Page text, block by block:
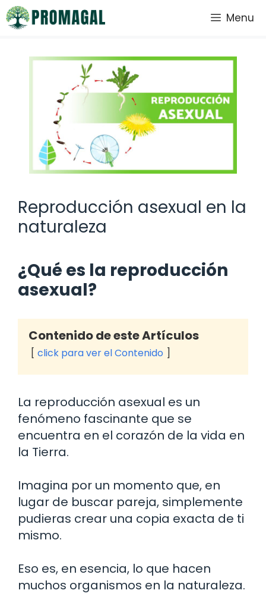
Saltar
al
Menu
Reproducción asexual en la
naturaleza
¿Qué es la reproducción
asexual?
Contenido de este Artículos
click para ver el Contenido
La reproducción asexual es un
fenómeno fascinante que se
encuentra en el corazón de la vida en
la Tierra.
Imagina por un momento que, en
lugar de buscar pareja, simplemente
pudieras crear una copia exacta de ti
mismo.
Eso es, en esencia, lo que hacen
muchos organismos en la naturaleza.